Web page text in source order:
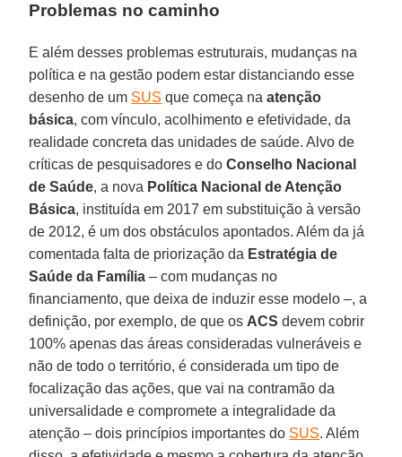
Problemas no caminho
E além desses problemas estruturais, mudanças na
política e na gestão podem estar distanciando esse
desenho de um SUS que começa naatenção
básica, com vínculo, acolhimento e efetividade, da
realidade concreta das unidades de saúde. Alvo de
críticas de pesquisadores e doConselho Nacional
de Saúde, a nova Política Nacional de Atenção
Básica, instituída em 2017 em substituição à versão
de 2012, é um dos obstáculos apontados. Além da já
comentada falta de priorização da Estratégia de
Saúde da Família – com mudanças no
financiamento, que deixa de induzir esse modelo –, a
definição, por exemplo, de que os ACS devem cobrir
100% apenas das áreas consideradas vulneráveis e
não de todo o território, é considerada um tipo de
focalização das ações, que vai na contramão da
universalidade e compromete a integralidade da
atenção – dois princípios importantes do SUS. Além